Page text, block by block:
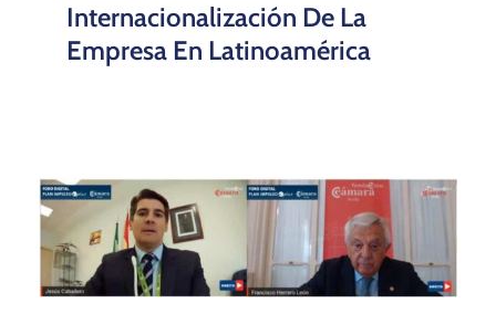
Internacionalización De La
Empresa En Latinoamérica